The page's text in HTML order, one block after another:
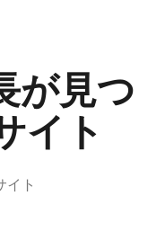
が見つ
イト
イト